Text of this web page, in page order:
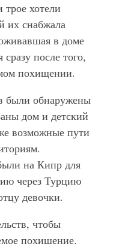
хотели
их снабжала
в доме
после того,
похищении.
были обнаружены
дом и детский
возможные пути
на Кипр для
через Турцию
девочки.
чтобы
похищение.